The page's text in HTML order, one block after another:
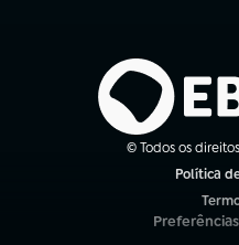
© Todos os
Política
(abre